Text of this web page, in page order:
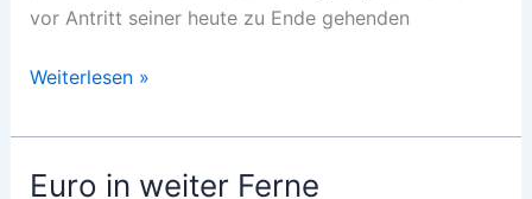
vor Antritt seiner heute zu Ende gehenden
Koizumi
Zentralasien
Weiterlesen »
Euro in weiter Ferne